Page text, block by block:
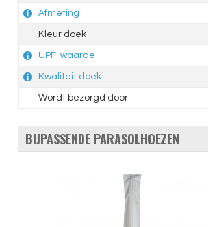
Afmeting
Kleur doek
UPF-waarde
Kwaliteit doek
Wordt bezorgd door
BIJPASSENDE PARASOLHOEZEN